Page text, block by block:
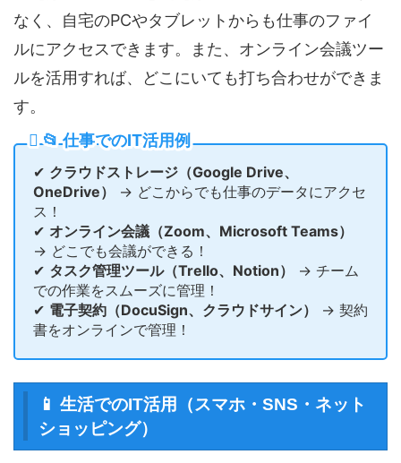
なく、自宅のPCやタブレットからも仕事のファイ
ルにアクセスできます。また、オンライン会議ツー
ルを活用すれば、どこにいても打ち合わせができま
す。
📂 仕事でのIT活用例
✔ クラウドストレージ（Google Drive、
OneDrive）
→ どこからでも仕事のデータにアクセ
ス！
✔ オンライン会議（Zoom、Microsoft Teams）
→ どこでも会議ができる！
✔ タスク管理ツール（Trello、Notion）
→ チーム
での作業をスムーズに管理！
✔ 電子契約（DocuSign、クラウドサイン）
→ 契約
書をオンラインで管理！
📱 生活でのIT活用（スマホ・SNS・ネット
ショッピング）